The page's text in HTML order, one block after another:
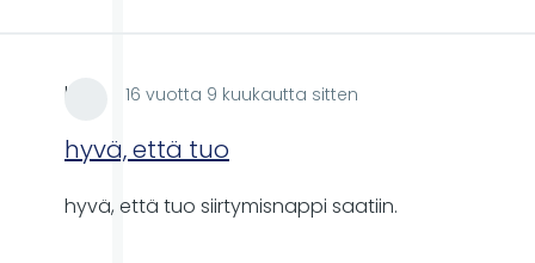
lare 16 vuotta 9 kuukautta sitten
hyvä, että tuo
hyvä, että tuo siirtymisnappi saatiin.